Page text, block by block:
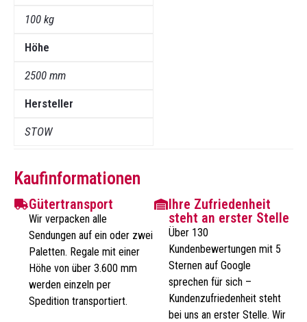
100 kg
Höhe
2500 mm
Hersteller
STOW
Kaufinformationen
Gütertransport
Wir verpacken alle
Sendungen auf ein oder zwei
Paletten. Regale mit einer
Höhe von über 3.600 mm
werden einzeln per
Spedition transportiert.
Ihre Zufriedenheit
steht an erster Stelle
Über 130
Kundenbewertungen mit 5
Sternen auf Google
sprechen für sich –
Kundenzufriedenheit steht
bei uns an erster Stelle. Wir